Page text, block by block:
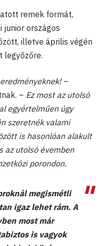
remek formát,
junior országos
illetve április végén
legyőzőre.
–
– Ez most az utolsó
egyértelműen úgy
szeretnék valami
is hasonlóan alakult
az utolsó évemben
porondon.
megismétli
igaz lehet rám. A
most már
is vagyok